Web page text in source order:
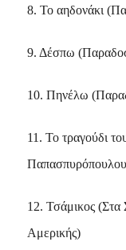
8. Το αηδονάκι
9. Δέσπω
10. Πηνέλω
11. Το τραγούδι
12. Τσάμικος
Αμερικής)